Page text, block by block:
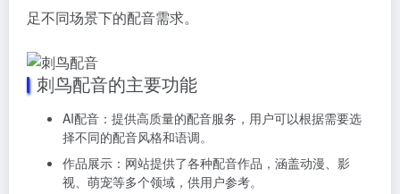
足不同场景下的配音需求。
刺鸟配音的主要功能
AI配音：提供高质量的配音服务，用户可以根据需要选
择不同的配音风格和语调。
作品展示：网站提供了各种配音作品，涵盖动漫、影
视、萌宠等多个领域，供用户参考。